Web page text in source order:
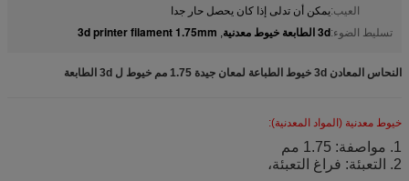
العيب:يمكن أن تدلى إذا كان يحصل حار جدا
تسليط الضوء:3d الطابعة خيوط معدنية ,
3d printer filament 1.75mm
النحاس المعادن 3d خيوط الطباعة لمعان جيدة 1.75 مم خيوط ل 3d الطابعة
خيوط معدنية (المواد المعدنية):
1. مواصفة: 1.75 مم
2. التعبئة: فراغ التعبئة،